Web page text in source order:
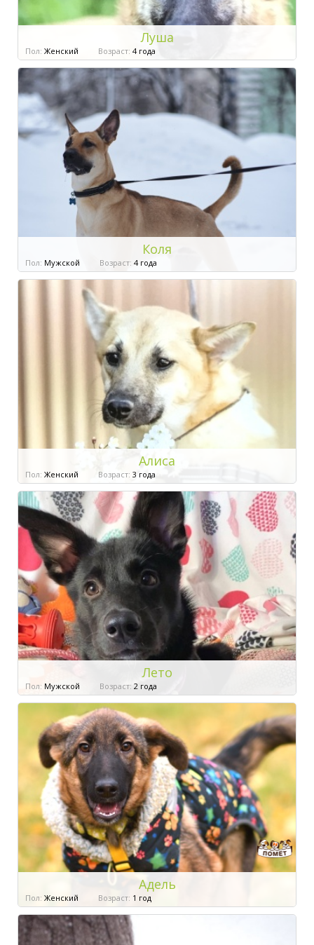
Луша
Пол: Женский Возраст: 4 года
Коля
Пол: Мужской Возраст: 4 года
Алиса
Пол: Женский Возраст: 3 года
Лето
Пол: Мужской Возраст: 2 года
Адель
Пол: Женский Возраст: 1 год